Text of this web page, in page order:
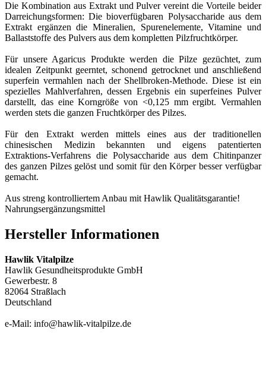
Die Kombination aus Extrakt und Pulver vereint die Vorteile beider
Darreichungsformen: Die bioverfügbaren Polysaccharide aus dem
Extrakt ergänzen die Mineralien, Spurenelemente, Vitamine und
Ballaststoffe des Pulvers aus dem kompletten Pilzfruchtkörper.
Für unsere Agaricus Produkte werden die Pilze gezüchtet, zum
idealen Zeitpunkt geerntet, schonend getrocknet und anschließend
superfein vermahlen nach der Shellbroken-Methode. Diese ist ein
spezielles Mahlverfahren, dessen Ergebnis ein superfeines Pulver
darstellt, das eine Korngröße von <0,125 mm ergibt. Vermahlen
werden stets die ganzen Fruchtkörper des Pilzes.
Für den Extrakt werden mittels eines aus der traditionellen
chinesischen Medizin bekannten und eigens patentierten
Extraktions-Verfahrens die Polysaccharide aus dem Chitinpanzer
des ganzen Pilzes gelöst und somit für den Körper besser verfügbar
gemacht.
Aus streng kontrolliertem Anbau mit Hawlik Qualitätsgarantie!
Nahrungsergänzungsmittel
Hersteller Informationen
Hawlik Vitalpilze
Hawlik Gesundheitsprodukte GmbH
Gewerbestr. 8
82064 Straßlach
Deutschland
e-Mail: info@hawlik-vitalpilze.de